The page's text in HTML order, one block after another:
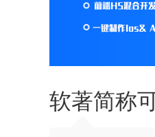
软著简称